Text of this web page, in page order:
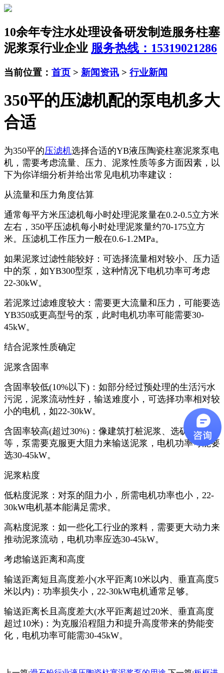
10余年专注水处理设备研发制造服务柱塞
泥浆泵行业企业 服务热线：15319021286
当前位置： 首页 > 新闻资讯 > 行业新闻
350平的压滤机配的泵电机多大
合适
为350平的压滤机选择合适的YB液压陶瓷柱塞泥浆泵电
机，需要考虑流量、压力、泥浆性质等多方面因素，以
下为你详细分析并给出常见电机功率建议：
从流量和压力角度估算
通常每平方米压滤机每小时处理泥浆量在0.2-0.5立方米
左右，350平压滤机每小时处理泥浆量约70-175立方
米。压滤机工作压力一般在0.6-1.2MPa。
如果泥浆过滤性能较好：可选择流量相对较小、压力适
中的泵，如YB300型泵，这种情况下电机功率可考虑
22-30kW。
若泥浆过滤难度较大：需要更大流量和压力，可能要选
YB350或更高型号的泵，此时电机功率可能需要30-
45kW。
结合泥浆性质确定
泥浆含固率
含固率较低(10%以下)：如部分经过预处理的生活污水
污泥，泥浆流动性好，输送难度小，可选择功率相对较
小的电机，如22-30kW。
含固率较高(超过30%)：像建筑打桩泥浆、选矿尾矿浆
等，泵需要克服更大阻力来输送泥浆，电机功率可能要
选30-45kW。
泥浆粘度
低粘度泥浆：对泵的阻力小，所需电机功率也小，22-
30kW电机基本能满足需求。
高粘度泥浆：如一些化工行业的浆料，需要更大动力来
推动泥浆流动，电机功率应选30-45kW。
考虑输送距离和高度
输送距离短且高度差小(水平距离10米以内、垂直高度5
米以内)：功率损失小，22-30kW电机通常足够。
输送距离长且高度差大(水平距离超过20米、垂直高度
超过10米)：为克服沿程阻力和提升高度带来的势能变
化，电机功率可能需30-45kW。